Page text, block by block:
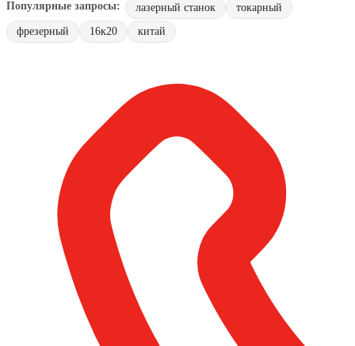
лазерный станок
токарный
фрезерный
16к20 китай